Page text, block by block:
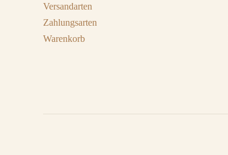
Versandarten
Zahlungsarten
Warenkorb